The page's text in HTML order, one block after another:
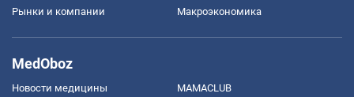
Рынки и компании Mакроэкономика
MedOboz
Новости медицины MAMACLUB